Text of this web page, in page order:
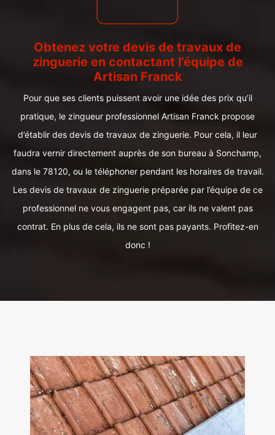
Obtenez votre devis de travaux de
zinguerie en contactant l’équipe de
Artisan Franck
Pour que ses clients puissent avoir une idée des prix qu’il
pratique, le zingueur professionnel Artisan Franck propose
d’établir des devis de travaux de zinguerie. Pour cela, il leur
faudra vernir directement auprès de son bureau à Sonchamp,
dans le 78120, ou le téléphoner pendant les horaires de travail.
Les devis de travaux de zinguerie préparée par l’équipe de ce
professionnel ne vous engagent pas, car ils ne valent pas
contrat. En plus de cela, ils ne sont pas payants. Profitez-en
donc !